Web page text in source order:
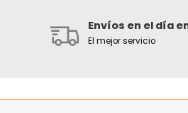
Envíos en el día
El mejor servicio